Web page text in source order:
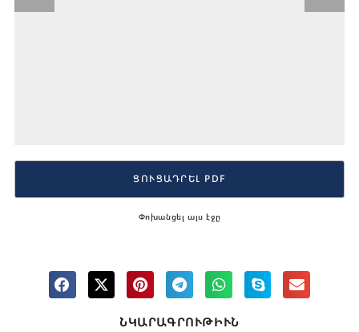
ՆԿԱՐԱԳՐՈՒԹԻՒՆ
Փոխանցել այս էջը
ՑՈՒՑԱԴՐԵԼ PDF